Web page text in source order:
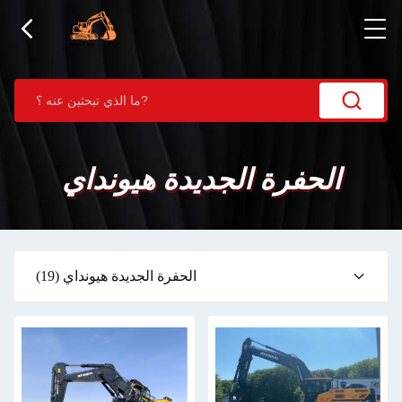
الحفرة الجديدة هيونداي
الحفرة الجديدة هيونداي (19)